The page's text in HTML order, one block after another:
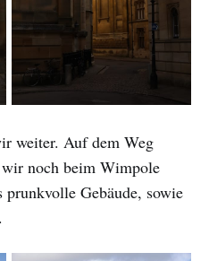
weiter. Auf dem Weg
noch beim Wimpole
prunkvolle Gebäude, sowie